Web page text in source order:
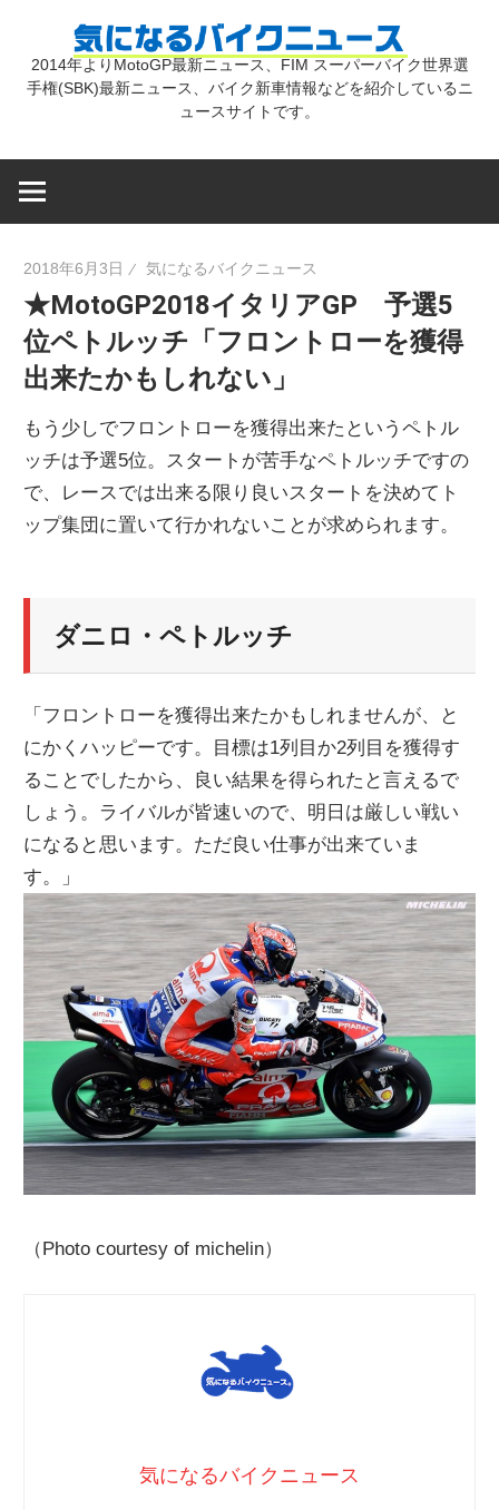
気
バ
ク
ニ
ー
ス
2014年よりMotoGP最新ニュース、FIM スーパーバイク世界選
手権(SBK)最新ニュース、バイク新車情報などを紹介しているニ
ュースサイトです。
2018年6月3日 気になるバイクニュース
★MotoGP2018イタリアGP 予選5
位ペトルッチ「フロントローを獲得
出来たかもしれない」
もう少しでフロントローを獲得出来たというペトル
ッチは予選5位。スタートが苦手なペトルッチですの
で、レースでは出来る限り良いスタートを決めてト
ップ集団に置いて行かれないことが求められます。
ダニロ・ペトルッチ
「フロントローを獲得出来たかもしれませんが、と
にかくハッピーです。目標は1列目か2列目を獲得す
ることでしたから、良い結果を得られたと言えるで
しょう。ライバルが皆速いので、明日は厳しい戦い
になると思います。ただ良い仕事が出来ていま
す。」
（Photo courtesy of michelin）
気になるバイクニュース